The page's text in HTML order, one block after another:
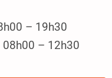
– 19h30
– 12h30